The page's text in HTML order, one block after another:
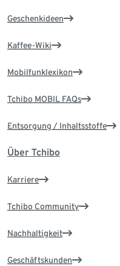
Geschenkideen
Kaffee-Wiki
Mobilfunklexikon
Tchibo MOBIL FAQs
Entsorgung / Inhaltsstoffe
Über Tchibo
Karriere
Tchibo Community
Nachhaltigkeit
Geschäftskunden